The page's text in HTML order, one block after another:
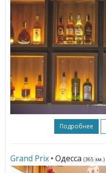
Подробнее
Grand Prix • Одесса (365 км.)